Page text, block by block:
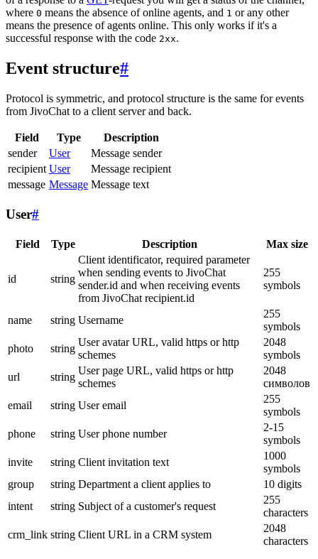
where 0 means the absence of online agents, and 1 or any other
means the presence of agents online. This only works if it's a
successful response with the code 2xx.
Event structure#
Protocol is symmetric, and protocol structure is the same for events
from JivoChat to a client server and back.
Field Type
Description
sender
User
Message sender
recipient User
Message recipient
message Message Message text
User#
Field Type Description Max size
id string
Client identificator, required parameter
when sending events to JivoChat
sender.id and when receiving events
from JivoChat recipient.id
255
symbols
name string Username
255
symbols
photo
string
User avatar URL, valid https or http
schemes
2048
symbols
url
string
User page URL, valid https or http
schemes
2048
символов
email
string User email
255
symbols
phone
string User phone number
2-15
symbols
invite
string Client invitation text
1000
symbols
group
string Department a client applies to
10 digits
intent
string Subject of a customer's request
255
characters
crm_link string Client URL in a CRM system
2048
characters